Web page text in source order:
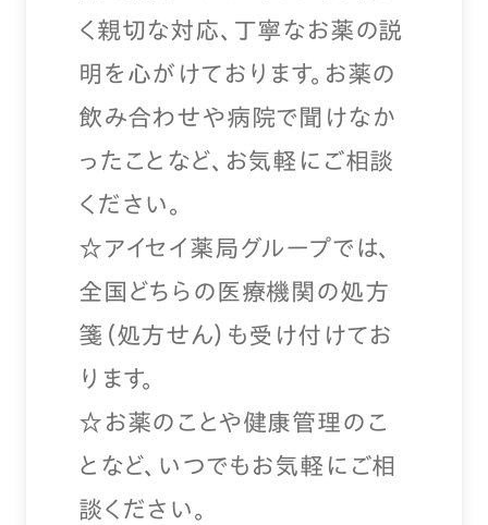
く親切な対応、丁寧なお薬の説
明を心がけております。お薬の
飲み合わせや病院で聞けなか
ったことなど、お気軽にご相談
ください。
☆アイセイ薬局グループでは、
全国どちらの医療機関の処方
箋（処方せん）も受け付けてお
ります。
☆お薬のことや健康管理のこ
となど、いつでもお気軽にご相
談ください。